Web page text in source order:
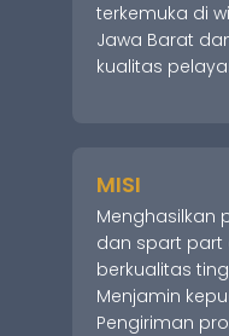
terkemuka di
Jawa Barat
kualitas
MISI
Menghasilkan
dan spart
berkualitas
Menjamin
Pengiriman